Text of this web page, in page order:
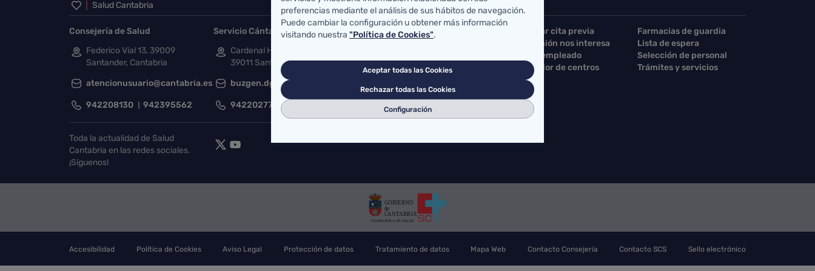
Inicio del pie de página
Salud Cantabria
Consejería de Salud
Federico Vial 13, 39009
Santander, Cantabria
atencionusuario@cantabria.es
942208130 942395562
Servicio Cántabro de Salud
Cardenal Herrera Oria, S/N
39011 Santander, Cantabria
buzgen.dg@scsalud.es
942202770
Toda la actualidad de Salud
Cantabria en las redes sociales.
¡Síguenos!
Accesos directos
MiSalud@SCS Solicitar cita previa
Farmacias de guardia
Su opinión nos interesa
Lista de espera
Portal empleado
Selección de personal
Mapa sanitario
Buscador de centros Trámites y servicios
Accesibilidad Política de Cookies Aviso Legal Protección de datos Tratamiento de datos Mapa Web Contacto Consejería Contacto SCS Sello electrónico
preferencias mediante el análisis de sus hábitos de navegación.
Puede cambiar la configuración u obtener más información
visitando nuestra "Política de Cookies".
Aceptar todas las Cookies
Rechazar todas las Cookies
Configuración